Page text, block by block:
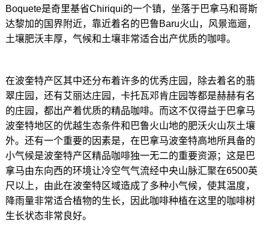
Boquete是奇里基省Chiriqui的一个镇，坐落于巴拿马和哥斯
达黎加的国界附近，靠近着名的巴鲁Baru火山，风景迤逦，
土壤肥沃丰厚，气候和土壤非常适合出产优质的咖啡。
在波奎特产区其中还分布着许多的优秀庄园，除去着名的翡
翠庄园，还有艾丽达庄园，卡托瓦邓肯庄园等都是赫赫有名
的庄园，都出产着优质的精品咖啡。而这不仅得益于巴拿马
波奎特地区的优越生态条件和巴鲁火山地的肥沃火山灰土壤
外。还有一个重要的因素是，在巴拿马波奎特高地所具备的
小气候是波奎特产区精品咖啡独一无二的重要资源；这是巴
拿马由东向西的环境让冷空气气流经中央山脉汇聚在6500英
尺以上，由此在波奎特区域造成了多种小气候，使其温度，
降雨量非常适合植物的生长，因此咖啡种植在这里的咖啡树
生长状态非常良好。